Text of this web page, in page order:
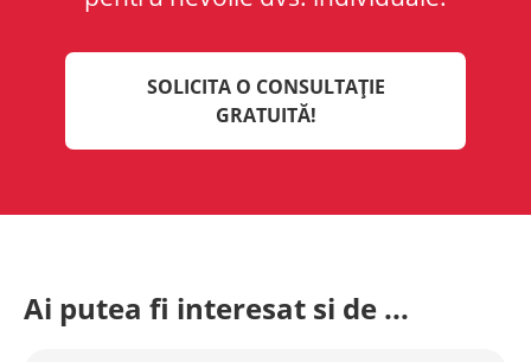
SOLICITA O CONSULTAȚIE
GRATUITĂ!
Ai putea fi interesat si de ...